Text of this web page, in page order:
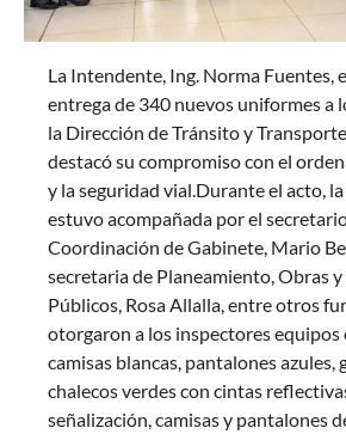
La Intendente, Ing. Norma Fuentes,
entrega de 340 nuevos uniformes a
la Dirección de Tránsito y
destacó su compromiso con el
y la seguridad vial.Durante el acto,
estuvo acompañada por el
Coordinación de Gabinete, Mario
secretaria de Planeamiento, Obras y
Públicos, Rosa Allalla, entre otros
otorgaron a los inspectores
camisas blancas, pantalones azules,
chalecos verdes con cintas
señalización, camisas y pantalones